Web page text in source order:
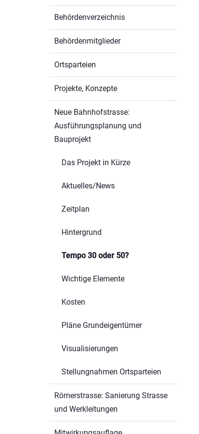
Behördenverzeichnis
Behördenmitglieder
Ortsparteien
Projekte, Konzepte
Neue Bahnhofstrasse:
Ausführungsplanung und
Bauprojekt
Das Projekt in Kürze
Aktuelles/News
Zeitplan
Hintergrund
Tempo 30 oder 50?
Wichtige Elemente
Kosten
Pläne Grundeigentümer
Visualisierungen
Stellungnahmen Ortsparteien
Römerstrasse: Sanierung Strasse
und Werkleitungen